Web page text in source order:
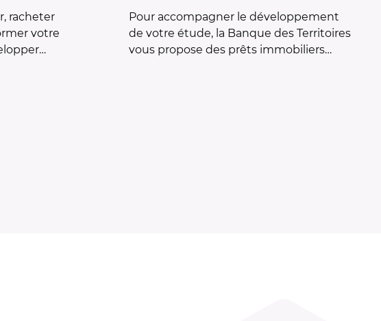
racheter
votre
Pour accompagner le développement
de votre étude, la Banque des Territoires
vous propose des prêts immobiliers…